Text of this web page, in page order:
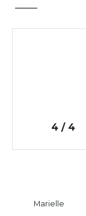
4 / 4
Marielle